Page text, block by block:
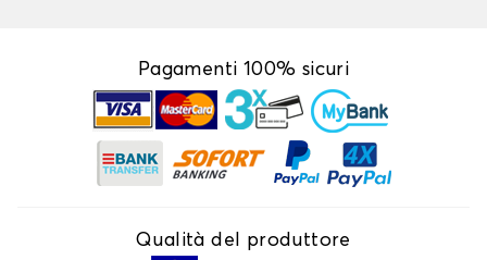
Pagamenti 100% sicuri
Qualità del produttore